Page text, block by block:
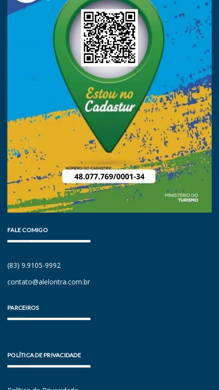
FALE COMIGO
(83) 9.9105-9992
contato@alelontra.com.br
PARCEIROS
POLÍTICA DE PRIVACIDADE